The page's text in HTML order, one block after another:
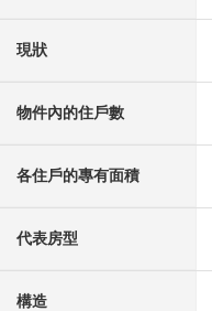
現狀
物件內的住戶數
各住戶的專有面積
代表房型
構造